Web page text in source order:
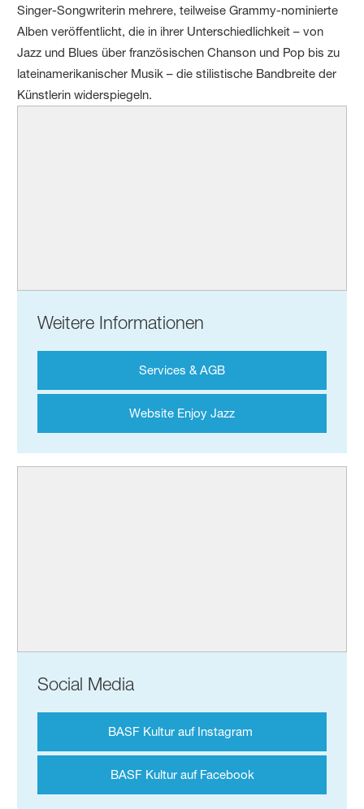
Singer-Songwriterin mehrere, teilweise Grammy-nominierte
Alben veröffentlicht, die in ihrer Unterschiedlichkeit – von
Jazz und Blues über französischen Chanson und Pop bis zu
lateinamerikanischer Musik – die stilistische Bandbreite der
Künstlerin widerspiegeln.
Weitere Informationen
Services & AGB
Website Enjoy Jazz
Social Media
BASF Kultur auf Instagram
BASF Kultur auf Facebook